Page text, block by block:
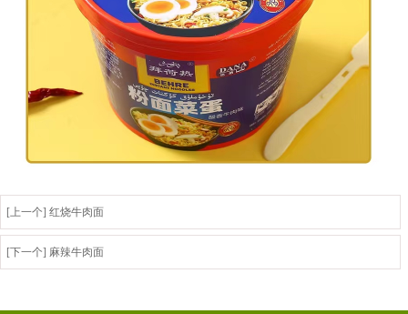
[上一个] 红烧牛肉面
[下一个] 麻辣牛肉面